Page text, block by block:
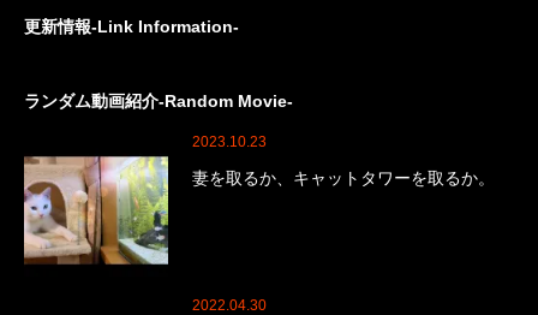
更新情報-Link Information-
ランダム動画紹介-Random Movie-
2023.10.23
妻を取るか、キャットタワーを取るか。
2022.04.30